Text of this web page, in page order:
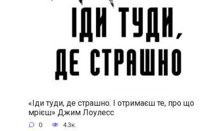
«Іди туди, де страшно. І отримаєш те, про що
мрієш» Джим Лоулесс
0 4.3к.